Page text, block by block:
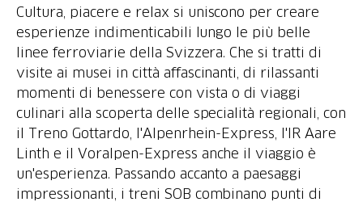
Cultura, piacere e relax si uniscono per creare
esperienze indimenticabili lungo le più belle
linee ferroviarie della Svizzera. Che si tratti di
visite ai musei in città affascinanti, di rilassanti
momenti di benessere con vista o di viaggi
culinari alla scoperta delle specialità regionali, con
il Treno Gottardo, l'Alpenrhein-Express, l'IR Aare
Linth e il Voralpen-Express anche il viaggio è
un'esperienza. Passando accanto a paesaggi
impressionanti, i treni SOB combinano punti di